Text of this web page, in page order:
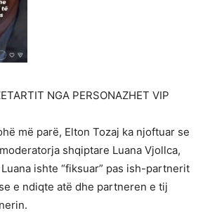
NGA PERSONAZHET VIP
më parë, Elton Tozaj ka njoftuar se
shqiptare Luana Vjollca,
ishte “fiksuar” pas ish-partnerit
e ndiqte atë dhe partneren e tij